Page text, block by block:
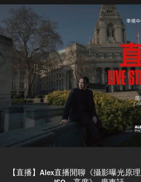
【直播】Alex直播閒聊《攝影曝光原